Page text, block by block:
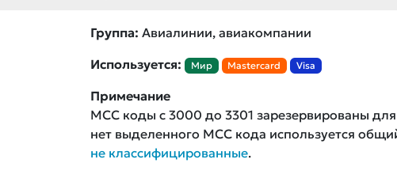
Группа: Авиалинии, авиакомпании
Используется:
Мир Mastercard Visa
Примечание
MCC коды с 3000 до 3301 зарезервированы
нет выделенного MCC кода используется
не классифицированные.